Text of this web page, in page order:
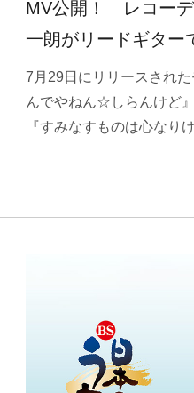
MV公開！ レコーデ
一朗がリードギター
7月29日にリリースされ
んでやねん☆しらんけど
『すみなすものは心なり